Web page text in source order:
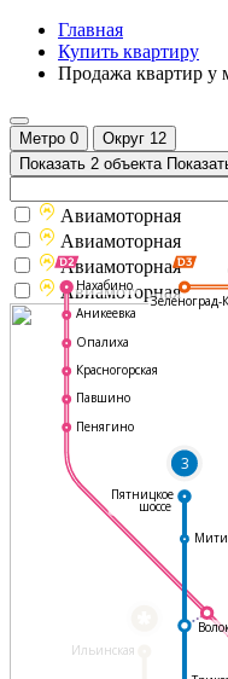
Главная
Купить квартиру
Продажа квартир у
Метро 0 Округ 12
Показать 2 объекта
Ильинская
3
Нахабино
Аникеевка
Опалиха
Красногорская
Павшино
Пенягино
Пятницкое
шоссе
Зеленоград-
Авиамоторная
Авиамоторная
Авиамоторная
Авиамоторная